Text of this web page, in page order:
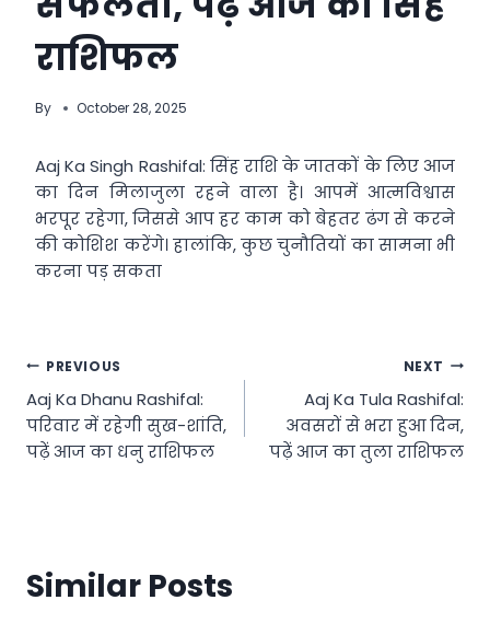
राशिफल
By October 28, 2025
Aaj Ka Singh Rashifal: सिंह राशि के जातकों के लिए आज
का दिन मिलाजुला रहने वाला है। आपमें आत्मविश्वास
भरपूर रहेगा, जिससे आप हर काम को बेहतर ढंग से करने
की कोशिश करेंगे। हालांकि, कुछ चुनौतियों का सामना भी
करना पड़ सकता
Post
navigation
PREVIOUS
Aaj Ka Dhanu Rashifal:
परिवार में रहेगी सुख-शांति,
पढ़ें आज का धनु राशिफल
NEXT
Aaj Ka Tula Rashifal:
अवसरों से भरा हुआ दिन,
पढ़ें आज का तुला राशिफल
Similar Posts